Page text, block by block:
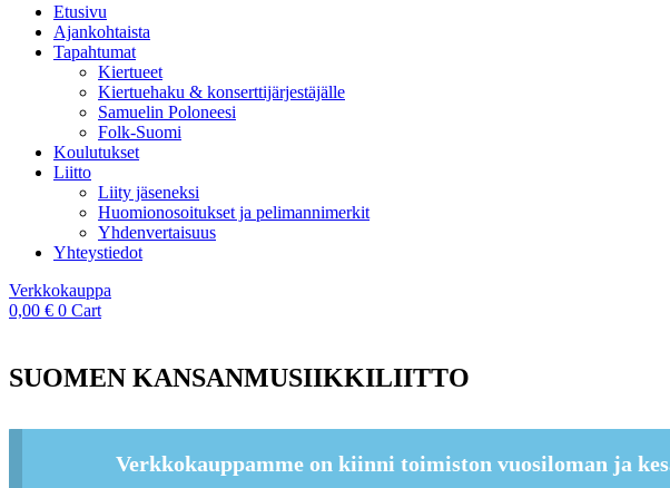
Etusivu
Ajankohtaista
Tapahtumat
Kiertueet
Kiertuehaku & konserttijärjestäjälle
Samuelin Poloneesi
Folk-Suomi
Koulutukset
Liitto
Liity jäseneksi
Huomionosoitukset ja pelimannimerkit
Yhdenvertaisuus
Yhteystiedot
Verkkokauppa
0,00 € 0 Cart
SUOMEN KANSANMUSIIKKILIITTO
Verkkokauppamme on kiinni toimiston vuosiloman ja